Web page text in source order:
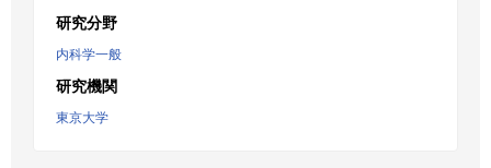
研究分野
内科学一般
研究機関
東京大学